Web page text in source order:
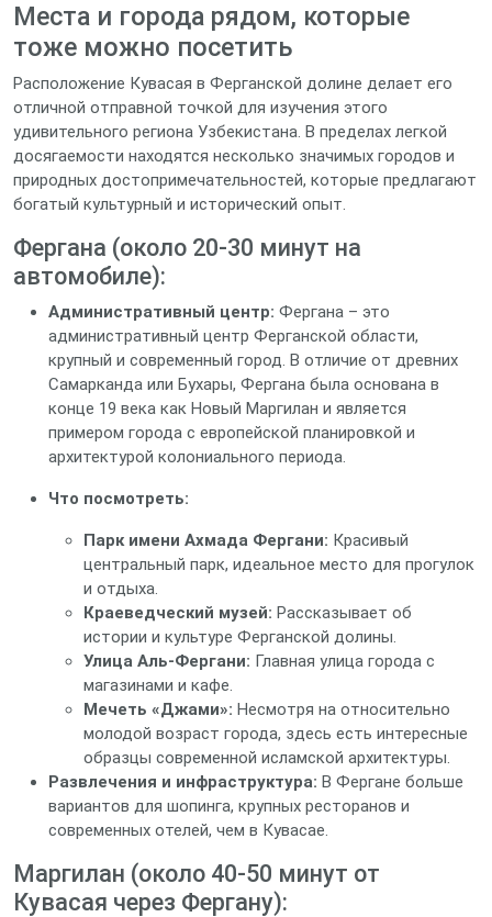
Места и города рядом, которые
тоже можно посетить
Расположение Кувасая в Ферганской долине делает его
отличной отправной точкой для изучения этого
удивительного региона Узбекистана. В пределах легкой
досягаемости находятся несколько значимых городов и
природных достопримечательностей, которые предлагают
богатый культурный и исторический опыт.
Фергана (около 20-30 минут на
автомобиле):
Административный центр: Фергана – это
административный центр Ферганской области,
крупный и современный город. В отличие от древних
Самарканда или Бухары, Фергана была основана в
конце 19 века как Новый Маргилан и является
примером города с европейской планировкой и
архитектурой колониального периода.
Что посмотреть:
Парк имени Ахмада Фергани: Красивый
центральный парк, идеальное место для прогулок
и отдыха.
Краеведческий музей: Рассказывает об
истории и культуре Ферганской долины.
Улица Аль-Фергани: Главная улица города с
магазинами и кафе.
Мечеть «Джами»: Несмотря на относительно
молодой возраст города, здесь есть интересные
образцы современной исламской архитектуры.
Развлечения и инфраструктура: В Фергане больше
вариантов для шопинга, крупных ресторанов и
современных отелей, чем в Кувасае.
Маргилан (около 40-50 минут от
Кувасая через Фергану):